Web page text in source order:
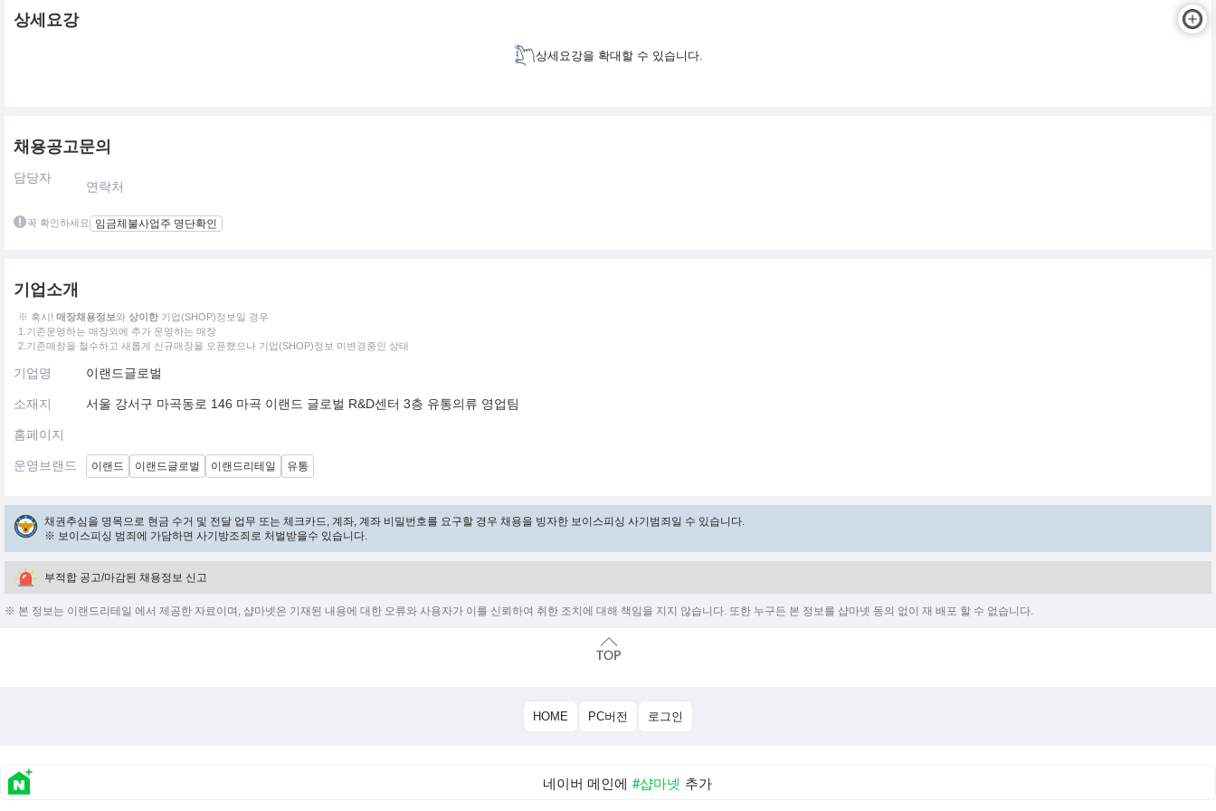
상세요강
상세요강을 확대할 수 있습니다.
채용공고문의
담당자
연락처
꼭 확인하세요 임금체불사업주 명단확인
기업소개
※ 혹시! 매장채용정보와 상이한 기업(SHOP)정보일 경우
1.기존운영하는 매장외에 추가 운영하는 매장
2.기존매장을 철수하고 새롭게 신규매장을 오픈했으나 기업(SHOP)정보 미변경중인 상태
기업명 이랜드글로벌
소재지 서울 강서구 마곡동로 146 마곡 이랜드 글로벌 R&D센터 3층 유통의류 영업팀
홈페이지
운영브랜드 이랜드 이랜드글로벌 이랜드리테일 유통
채권추심을 명목으로 현금 수거 및 전달 업무 또는 체크카드, 계좌, 계좌 비밀번호를 요구할 경우 채용을 빙자한 보이스피싱 사기범죄일 수 있습니다.
※ 보이스피싱 범죄에 가담하면 사기방조죄로 처벌받을수 있습니다.
부적합 공고/마감된 채용정보 신고
※ 본 정보는 이랜드리테일 에서 제공한 자료이며, 샵마넷은 기재된 내용에 대한 오류와 사용자가 이를 신뢰하여 취한 조치에 대해 책임을 지지 않습니다. 또한 누구든 본 정보를 샵마넷 동의 없이 재 배포 할 수 없습니다.
HOME PC버전 로그인
네이버 메인에 #샵마넷 추가